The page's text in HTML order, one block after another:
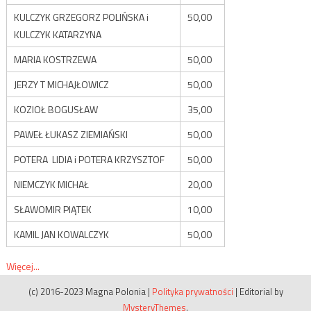
KULCZYK GRZEGORZ POLIŃSKA i
KULCZYK KATARZYNA
50,00
MARIA KOSTRZEWA
50,00
JERZY T MICHAJŁOWICZ
50,00
KOZIOŁ BOGUSŁAW
35,00
PAWEŁ ŁUKASZ ZIEMIAŃSKI
50,00
POTERA LIDIA i POTERA KRZYSZTOF
50,00
NIEMCZYK MICHAŁ
20,00
SŁAWOMIR PIĄTEK
10,00
KAMIL JAN KOWALCZYK
50,00
Więcej...
(c) 2016-2023 Magna Polonia | Polityka prywatności | Editorial by
MysteryThemes.